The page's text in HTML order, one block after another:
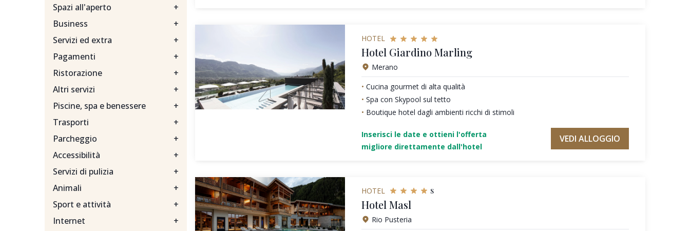
Spazi all'aperto
+
Business
+
Servizi ed extra
+
Pagamenti
+
Ristorazione
+
Altri servizi
+
Piscine, spa e benessere
+
Trasporti
+
Parcheggio
+
Accessibilità
+
Servizi di pulizia
+
Animali
+
Sport e attività
+
Internet
+
HOTEL
Hotel Giardino Marling
Merano
Cucina gourmet di alta qualità
Spa con Skypool sul tetto
Boutique hotel dagli ambienti ricchi di stimoli
Inserisci le date e ottieni l'offerta
migliore direttamente dall'hotel
VEDI ALLOGGIO
HOTEL s
Hotel Masl
Rio Pusteria